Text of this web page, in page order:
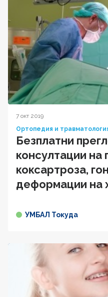
7 окт 2019
Ортопедия и
Безплатни
консултации на
коксартроза,
деформации на
УМБАЛ Токуда